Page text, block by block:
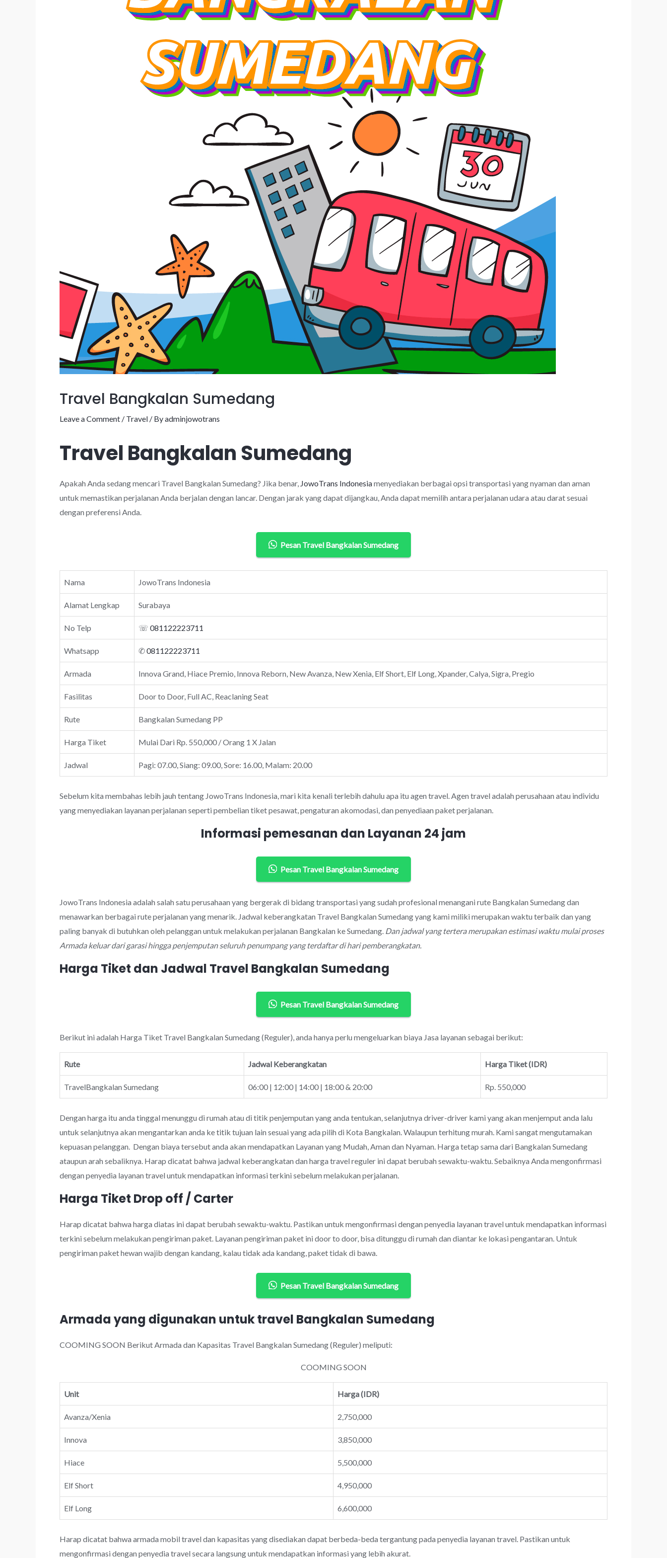
Travel Bangkalan Sumedang
Leave a Comment / Travel / Byadminjowotrans
Travel Bangkalan Sumedang
Apakah Anda sedang mencari Travel Bangkalan Sumedang? Jika benar, JowoTrans Indonesiamenyediakan berbagai opsi transportasi yang nyaman dan aman
untuk memastikan perjalanan Anda berjalan dengan lancar. Dengan jarak yang dapat dijangkau, Anda dapat memilih antara perjalanan udara atau darat sesuai
dengan preferensi Anda.
Pesan Travel Bangkalan Sumedang
Nama JowoTrans Indonesia
Alamat Lengkap Surabaya
No Telp ☏ 081122223711
Whatsapp ✆081122223711
Armada Innova Grand, Hiace Premio, Innova Reborn, New Avanza, New Xenia, Elf Short, Elf Long, Xpander, Calya, Sigra, Pregio
Fasilitas Door to Door, Full AC, Reaclaning Seat
Rute Bangkalan Sumedang PP
Harga Tiket Mulai Dari Rp. 550,000 / Orang 1 X Jalan
Jadwal Pagi: 07.00, Siang: 09.00, Sore: 16.00, Malam: 20.00
Sebelum kita membahas lebih jauh tentang JowoTrans Indonesia, mari kita kenali terlebih dahulu apa itu agen travel. Agen travel adalah perusahaan atau individu
yang menyediakan layanan perjalanan seperti pembelian tiket pesawat, pengaturan akomodasi, dan penyediaan paket perjalanan.
Informasi pemesanan dan Layanan 24 jam
Pesan Travel Bangkalan Sumedang
JowoTrans Indonesia adalah salah satu perusahaan yang bergerak di bidang transportasi yang sudah profesional menangani rute Bangkalan Sumedang dan
menawarkan berbagai rute perjalanan yang menarik. Jadwal keberangkatan Travel Bangkalan Sumedang yang kami miliki merupakan waktu terbaik dan yang
paling banyak di butuhkan oleh pelanggan untuk melakukan perjalanan Bangkalan ke Sumedang. Dan jadwal yang tertera merupakan estimasi waktu mulai proses
Armada keluar dari garasi hingga penjemputan seluruh penumpang yang terdaftar di hari pemberangkatan.
Harga Tiket dan Jadwal Travel Bangkalan Sumedang
Pesan Travel Bangkalan Sumedang
Berikut ini adalah Harga Tiket Travel Bangkalan Sumedang (Reguler), anda hanya perlu mengeluarkan biaya Jasa layanan sebagai berikut:
Rute Jadwal Keberangkatan Harga Tiket (IDR)
TravelBangkalan Sumedang 06:00 | 12:00 | 14:00 | 18:00 & 20:00 Rp. 550,000
Dengan harga itu anda tinggal menunggu di rumah atau di titik penjemputan yang anda tentukan, selanjutnya driver-driver kami yang akan menjemput anda lalu
untuk selanjutnya akan mengantarkan anda ke titik tujuan lain sesuai yang ada pilih di Kota Bangkalan. Walaupun terhitung murah. Kami sangat mengutamakan
kepuasan pelanggan. Dengan biaya tersebut anda akan mendapatkan Layanan yang Mudah, Aman dan Nyaman. Harga tetap sama dari Bangkalan Sumedang
ataupun arah sebaliknya. Harap dicatat bahwa jadwal keberangkatan dan harga travel reguler ini dapat berubah sewaktu-waktu. Sebaiknya Anda mengonfirmasi
dengan penyedia layanan travel untuk mendapatkan informasi terkini sebelum melakukan perjalanan.
Harga Tiket Drop off / Carter
Harap dicatat bahwa harga diatas ini dapat berubah sewaktu-waktu. Pastikan untuk mengonfirmasi dengan penyedia layanan travel untuk mendapatkan informasi
terkini sebelum melakukan pengiriman paket. Layanan pengiriman paket ini door to door, bisa ditunggu di rumah dan diantar ke lokasi pengantaran. Untuk
pengiriman paket hewan wajib dengan kandang, kalau tidak ada kandang, paket tidak di bawa.
Pesan Travel Bangkalan Sumedang
Armada yang digunakan untuk travel Bangkalan Sumedang
COOMING SOON Berikut Armada dan Kapasitas Travel Bangkalan Sumedang (Reguler) meliputi:
COOMING SOON
Unit Harga (IDR)
Avanza/Xenia 2,750,000
Innova 3,850,000
Hiace 5,500,000
Elf Short 4,950,000
Elf Long 6,600,000
Harap dicatat bahwa armada mobil travel dan kapasitas yang disediakan dapat berbeda-beda tergantung pada penyedia layanan travel. Pastikan untuk
mengonfirmasi dengan penyedia travel secara langsung untuk mendapatkan informasi yang lebih akurat.